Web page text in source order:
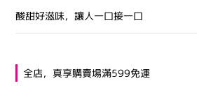
酸甜好滋味，讓人一口接一口
全店，真享購賣場滿599免運